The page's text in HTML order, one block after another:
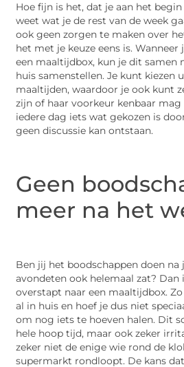
Hoe fijn is het, dat je aan het
weet wat je de rest van de week
ook geen zorgen te maken over
het met je keuze eens is.
een maaltijdbox, kun je dit samen
huis samenstellen. Je kunt kiezen
maaltijden, waardoor je ook kunt
zijn of haar voorkeur kenbaar mag
iedere dag iets wat gekozen is
geen discussie kan ontstaan.
Geen
meer na het
Ben jij het boodschappen doen na
avondeten ook helemaal zat? Dan
overstapt naar een maaltijdbox.
al in huis en hoef je dus niet
om nog iets te hoeven halen. Dit
hele hoop tijd, maar ook zeker
zeker niet de enige wie rond de
supermarkt rondloopt. De kans